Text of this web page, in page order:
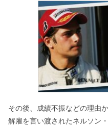
その後、成績不振などの理由
解雇を言い渡されたネルソン